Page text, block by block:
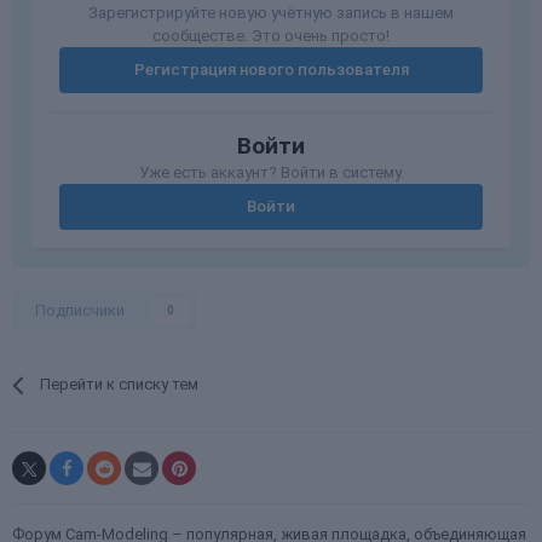
Зарегистрируйте новую учётную запись в нашем
сообществе. Это очень просто!
Регистрация нового пользователя
Войти
Уже есть аккаунт? Войти в систему.
Войти
Подписчики 0
Перейти к списку тем
Форум Cam-Modeling – популярная, живая площадка, объединяющая